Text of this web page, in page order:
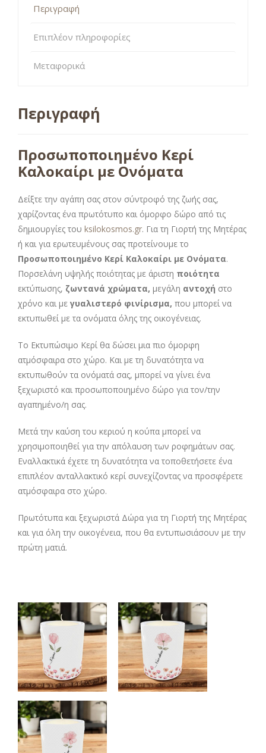
Περιγραφή
Επιπλέον πληροφορίες
Μεταφορικά
Περιγραφή
Προσωποποιημένο Κερί
Καλοκαίρι με Ονόματα
Δείξτε την αγάπη σας στον σύντροφό της ζωής σας,
χαρίζοντας ένα πρωτότυπο και όμορφο δώρο από τις
δημιουργίες του ksilokosmos.gr. Για τη Γιορτή της Μητέρας
ή και για ερωτευμένους σας προτείνουμε το
Προσωποποιημένο Κερί Καλοκαίρι με Ονόματα.
Πορσελάνη υψηλής ποιότητας με άριστη ποιότητα
εκτύπωσης, ζωντανά χρώματα, μεγάλη αντοχή στο
χρόνο και με γυαλιστερό φινίρισμα, που μπορεί να
εκτυπωθεί με τα ονόματα όλης της οικογένειας.
Το Εκτυπώσιμο Κερί θα δώσει μια πιο όμορφη
ατμόσφαιρα στο χώρο. Και με τη δυνατότητα να
εκτυπωθούν τα ονόματά σας, μπορεί να γίνει ένα
ξεχωριστό και προσωποποιημένο δώρο για τον/την
αγαπημένο/η σας.
Μετά την καύση του κεριού η κούπα μπορεί να
χρησιμοποιηθεί για την απόλαυση των ροφημάτων σας.
Εναλλακτικά έχετε τη δυνατότητα να τοποθετήσετε ένα
επιπλέον ανταλλακτικό κερί συνεχίζοντας να προσφέρετε
ατμόσφαιρα στο χώρο.
Πρωτότυπα και ξεχωριστά Δώρα για τη Γιορτή της Μητέρας
και για όλη την οικογένεια, που θα εντυπωσιάσουν με την
πρώτη ματιά.